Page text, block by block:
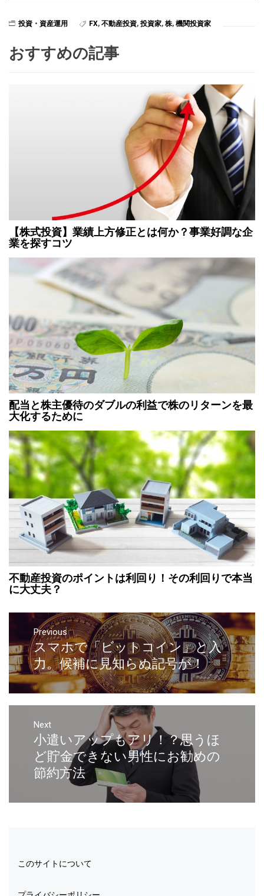
投資・資産運用 FX, 不動産投資, 投資家, 株, 機関投資家
おすすめの記事
【株式投資】業績上方修正とは何か？事業好調な企
業を探すコツ
配当と株主優待のダブルの利益で株のリターンを最
大化するために
不動産投資のポイントは利回り！その利回りで本当
に大丈夫？
Previous
スマホで「ビットコイン」と入
力。候補に見知らぬ記号が！
Next
小遣いアップもアリ！？思うほ
ど貯金できない男性にお勧めの
節約方法
このサイトについて